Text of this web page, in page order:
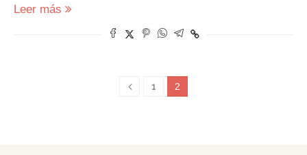
Leer más
1 2